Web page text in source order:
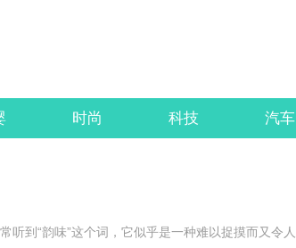
时尚 科技 汽车
听到“韵味”这个词，它似乎是一种难以捉摸而又令人